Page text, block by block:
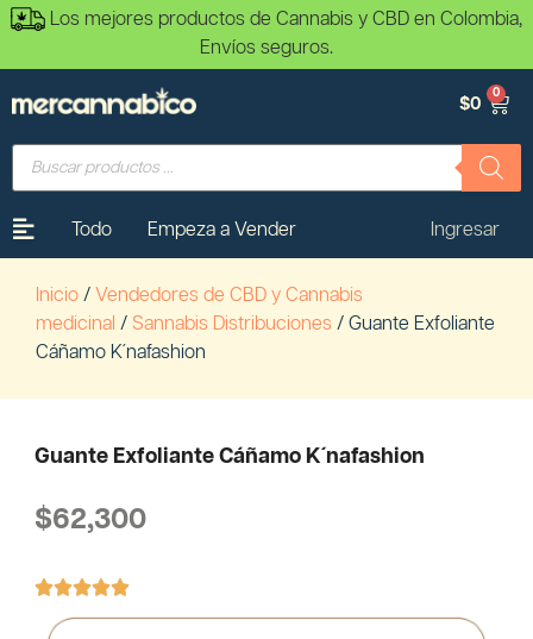
Los mejores productos de Cannabis y CBD en Colombia,
Envíos seguros.
$0
0
Todo Empeza a Vender Ingresar
Inicio / Vendedores de CBD y Cannabis
medicinal / Sannabis Distribuciones / Guante Exfoliante
Cáñamo K´nafashion
Guante Exfoliante Cáñamo K´nafashion
$62,300
